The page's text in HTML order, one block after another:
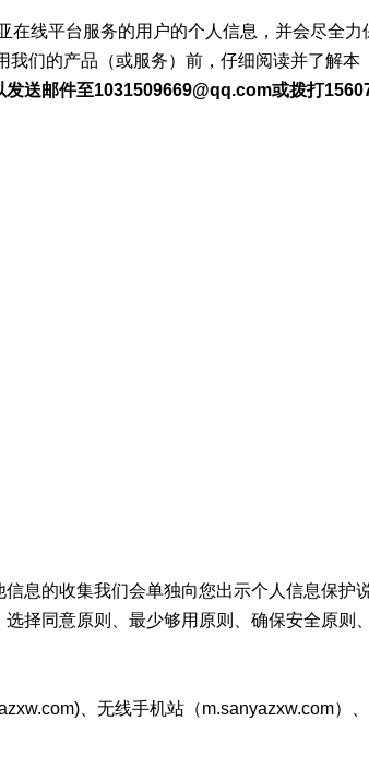
线平台服务的用户的个人信息，并会尽全
的产品（或服务）前，仔细阅读并了解本
送邮件至1031509669@qq.com或拨打
息的收集我们会单独向您出示个人信息保护
择同意原则、最少够用原则、确保安全原则
、无线手机站（m.sanyazxw.com）